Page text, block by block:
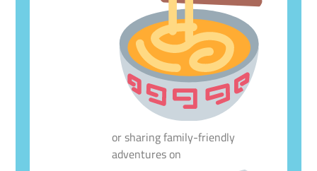
or sharing family-friendly
adventures on